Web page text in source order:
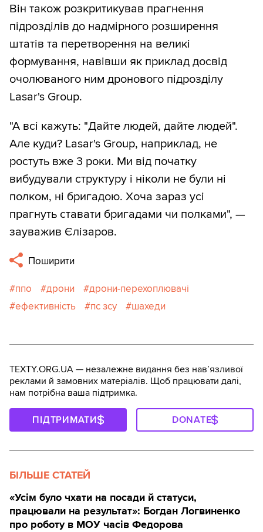
Він також розкритикував прагнення
підрозділів до надмірного розширення
штатів та перетворення на великі
формування, навівши як приклад досвід
очолюваного ним дронового підрозділу
Lasar's Group.
"А всі кажуть: "Дайте людей, дайте людей".
Але куди? Lasar's Group, наприклад, не
ростуть вже 3 роки. Ми від початку
вибудували структуру і ніколи не були ні
полком, ні бригадою. Хоча зараз усі
прагнуть ставати бригадами чи полками", —
зауважив Єлізаров.
Поширити
ппо дрони
дрони-перехоплювачі
ефективність
пс зсу шахеди
TEXTY.ORG.UA — незалежне видання без навʼязливої
реклами й замовних матеріалів. Щоб працювати далі,
нам потрібна ваша підтримка.
ПІДТРИМАТИ DONATE
БІЛЬШЕ СТАТЕЙ
«Усім було чхати на посади й статуси,
працювали на результат»: Богдан Логвиненко
про роботу в МОУ часів Федорова